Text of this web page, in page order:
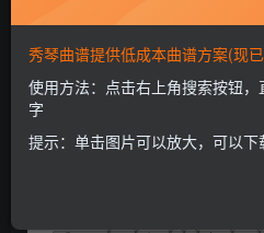
开通
秀琴曲谱提供低成本曲谱方案(现
使用方法：点击右上角搜索按钮
字
提示：单击图片可以放大，可以